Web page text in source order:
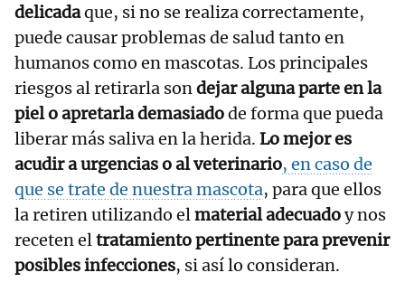
delicadaque, si no se realiza correctamente,
puede causar problemas de salud tanto en
humanos como en mascotas. Los principales
riesgos al retirarla sondejar alguna parte en la
piel o apretarla demasiadode forma que pueda
liberar más saliva en la herida. Lo mejor es
acudir a urgencias o al veterinario, en caso de
que se trate de nuestra mascota, para que ellos
la retiren utilizando elmaterial adecuadoy nos
receten eltratamientopertinentepara prevenir
posibles infecciones, si así lo consideran.